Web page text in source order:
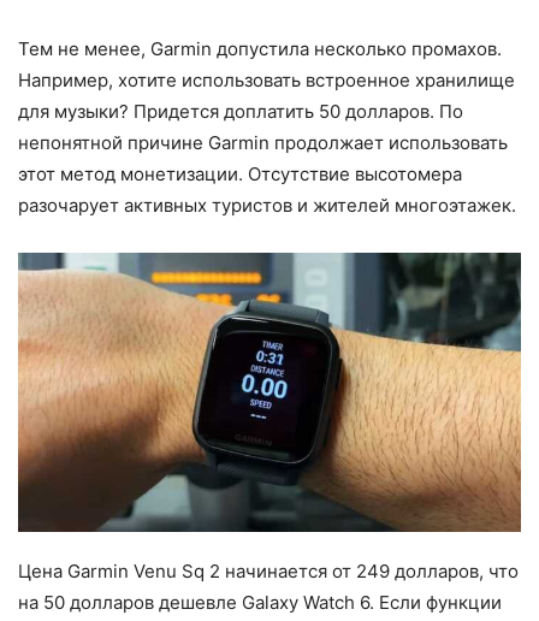
Тем не менее, Garmin допустила несколько промахов.
Например, хотите использовать встроенное хранилище
для музыки? Придется доплатить 50 долларов. По
непонятной причине Garmin продолжает использовать
этот метод монетизации. Отсутствие высотомера
разочарует активных туристов и жителей многоэтажек.
Цена Garmin Venu Sq 2 начинается от 249 долларов, что
на 50 долларов дешевле Galaxy Watch 6. Если функции